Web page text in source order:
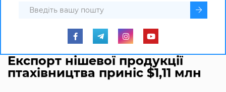
Експорт нішевої продукції
птахівництва приніс $1,11 млн